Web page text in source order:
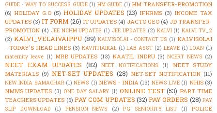
GUIDE - WAY TO SUCCESS GUIDE (1) HM GUIDE (1) HM TRANSFER-PROMOTION
(6) HOLIDAY G.O (5) HOLIDAY UPDATES (23) IFHRMS (3) INCOME TAX
UPDATES (3) IT FORM (26) IT UPDATES (4) JACTO GEO (4) JD TRANSFER-
PROMOTION (4) JEE NCHM UPDATES (1) JEE UPDATES (2) KALVI (1) KALVI TV_2
(2) KALVI_VELAIVAIPPU (89) KALVISOLAI - CONTACT US (1) KALVISOLAI
- TODAY'S HEAD LINES (3) KAVITHAIKAL (1) LAB ASST (2) LEAVE (1) LOAN (1)
maternity leave (1) MRB UPDATES (13) NAATIL INDRU (3) NCERT NEWS (2)
NEET EXAM UPDATES (82) NEET NOTIFICATIONS (1)
NEET STUDY
MATERIALS (9) NET-SET UPDATES (28) NET-SET NOTIFICATION (11)
NEW INDIA SAMACHAR (1) NEWS (1) NEWS - INDIA (13) NEWS LIVE (1) NHIS (3)
NMMS UPDATES (3) ONE DAY SALARY (1) ONLINE TEST (53) PART TIME
TEACHERS UPDATES (6) PAY COM UPDATES (32) PAY ORDERS (28) PAY
SLIP DOWNLOAD
(1) PENSION NEWS (2) PG SENIORITY LIST (1)
POLICE